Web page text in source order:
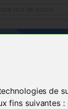
de
fins suivantes :